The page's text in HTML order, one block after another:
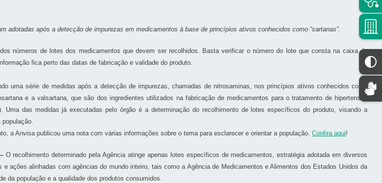
adotadas após a detecção de impurezas em medicamentos à base de princípios ativos conhecidos como “sartanas”.
números de lotes dos medicamentos que devem ser recolhidos. Basta verificar o número do lote que consta na caixa do
fica perto das datas de fabricação e validade do produto.
uma série de medidas após a detecção de impurezas, chamadas de nitrosaminas, nos princípios ativos conhecidos como
e a valsartana, que são dos ingredientes utilizados na fabricação de medicamentos para o tratamento de hipertensão
Uma das medidas já executadas pelo órgão é a determinação do recolhimento de lotes específicos do produto, visando a
população.
a Anvisa publicou uma nota com várias informações sobre o tema para esclarecer e orientar a população. Confira aqui!
O recolhimento determinado pela Agência atinge apenas lotes específicos de medicamentos, estratégia adotada em diversos
ações alinhadas com agências do mundo inteiro, tais como a Agência de Medicamentos e Alimentos dos Estados Unidos da
da população e a qualidade dos produtos consumidos.